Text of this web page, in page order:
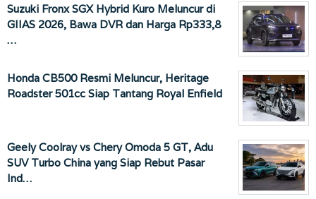
Suzuki Fronx SGX Hybrid Kuro Meluncur di
GIIAS 2026, Bawa DVR dan Harga Rp333,8
…
Honda CB500 Resmi Meluncur, Heritage
Roadster 501cc Siap Tantang Royal Enfield
Geely Coolray vs Chery Omoda 5 GT, Adu
SUV Turbo China yang Siap Rebut Pasar
Ind…